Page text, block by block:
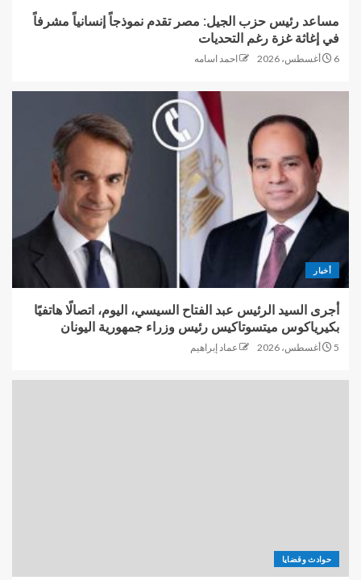
مساعد رئيس حزب الجيل: مصر تقدم نموذجاً إنسانياً مشرفاً
في إغاثة غزة رغم التحديات
6 أغسطس، 2026 احمد اسامه
أخبار
أجرى السيد الرئيس عبد الفتاح السيسي، اليوم، اتصالًا هاتفيًا
بكيرياكوس ميتسوتاكيس رئيس وزراء جمهورية اليونان
5 أغسطس، 2026 عماد إبراهيم
حوادث وقضايا